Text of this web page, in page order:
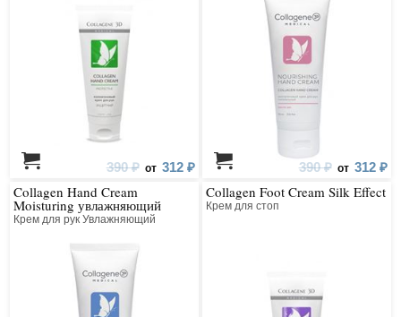
390 ₽ от 312 ₽ 390 ₽ от 312 ₽
Collagen Hand Cream
Moisturing увлажняющий
Крем для рук Увлажняющий
Collagen Foot Cream Silk Effect
Крем для стоп